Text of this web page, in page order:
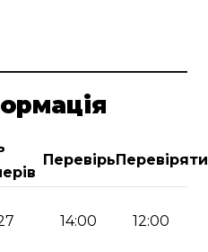
Перевірь Перевіряти
14:00 12:00